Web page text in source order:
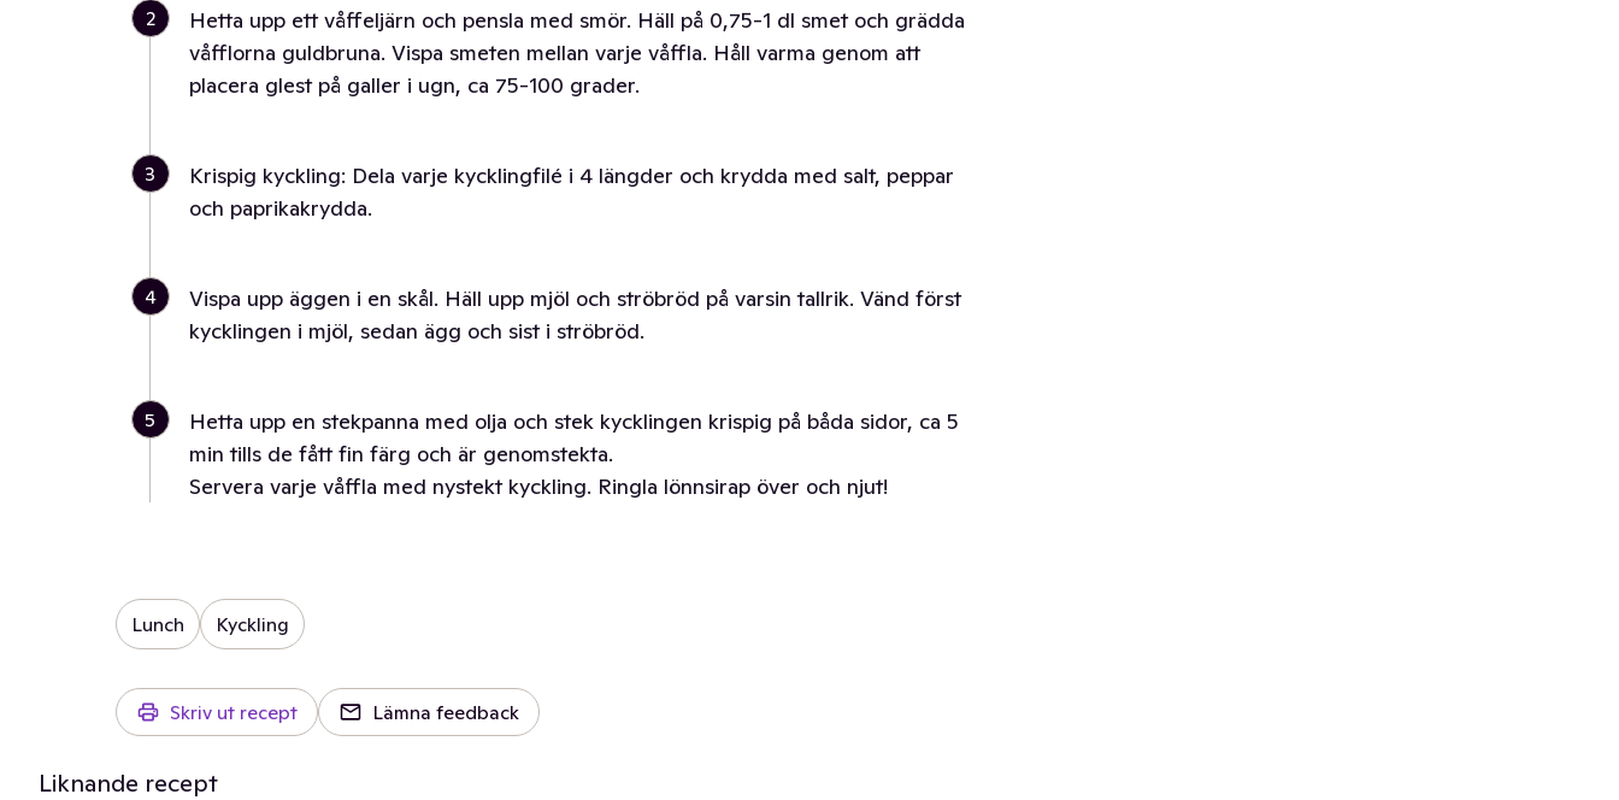
2
Hetta upp ett våffeljärn och pensla med smör. Häll på 0,75-1 dl smet och grädda
våfflorna guldbruna. Vispa smeten mellan varje våffla. Håll varma genom att
placera glest på galler i ugn, ca 75-100 grader.
3
Krispig kyckling: Dela varje kycklingfilé i 4 längder och krydda med salt, peppar
och paprikakrydda.
4
Vispa upp äggen i en skål. Häll upp mjöl och ströbröd på varsin tallrik. Vänd först
kycklingen i mjöl, sedan ägg och sist i ströbröd.
5
Hetta upp en stekpanna med olja och stek kycklingen krispig på båda sidor, ca 5
min tills de fått fin färg och är genomstekta.
Servera varje våffla med nystekt kyckling. Ringla lönnsirap över och njut!
Lunch Kyckling
Skriv ut recept Lämna feedback
Liknande recept